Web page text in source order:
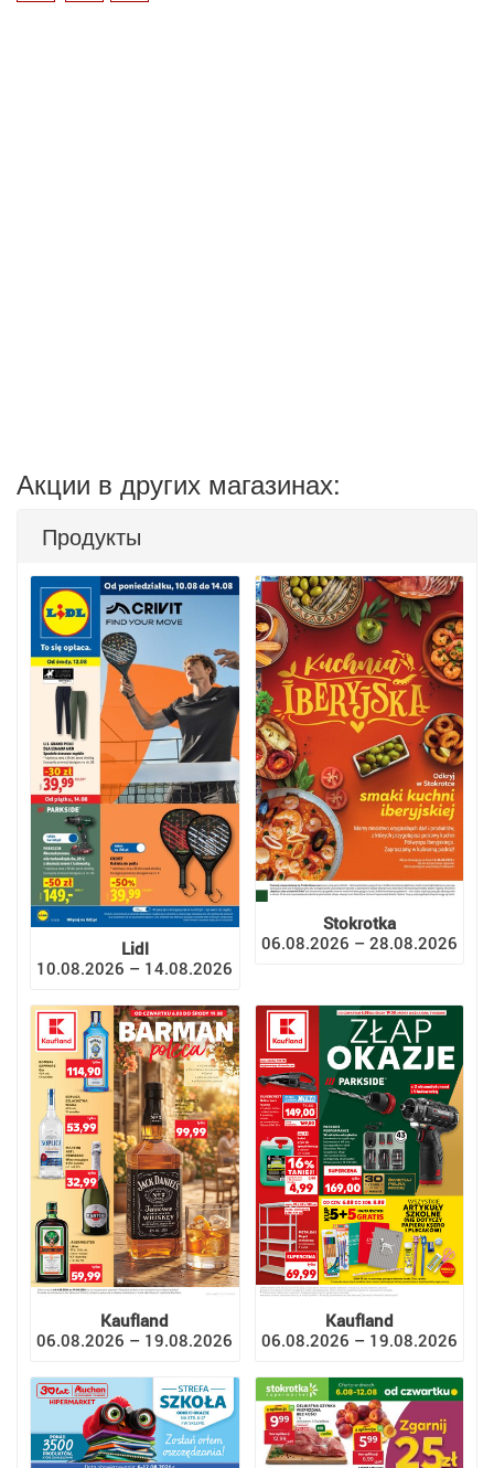
Акции в других магазинах:
Продукты
Lidl
10.08.2026 – 14.08.2026
Stokrotka
06.08.2026 – 28.08.2026
Kaufland
06.08.2026 – 19.08.2026
Kaufland
06.08.2026 – 19.08.2026